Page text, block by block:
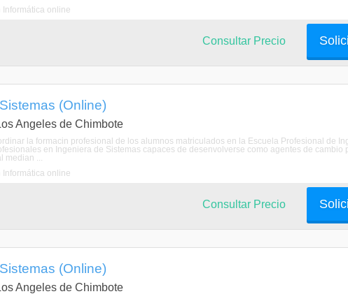
Informática online
Consultar Precio
(Online)
Angeles de Chimbote
la formacin profesional de los alumnos matriculados en la Escuela Profesional de
en Ingeniera de Sistemas capaces de desenvolverse como agentes de cambio
median ...
Informática online
Consultar Precio
(Online)
Angeles de Chimbote